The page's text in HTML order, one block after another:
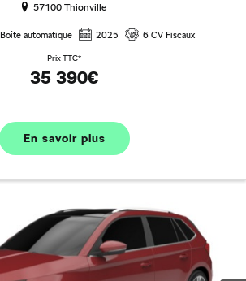
57100 Thionville
Boîte automatique 2025 6 CV Fiscaux
Prix TTC*
35 390€
En savoir plus